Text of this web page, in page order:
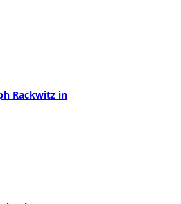
Rackwitz in